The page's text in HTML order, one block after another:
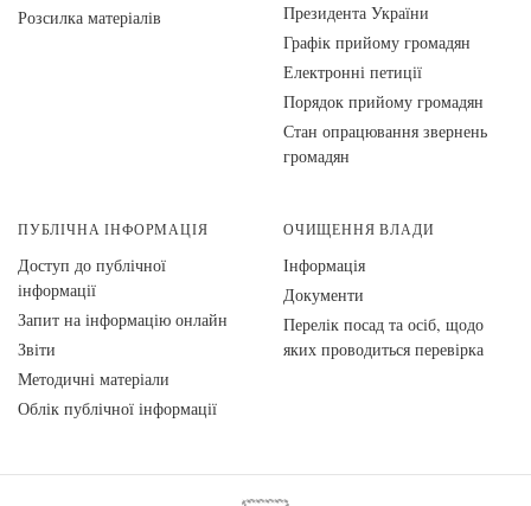
Розсилка матеріалів
Президента України
Графік прийому громадян
Електронні петиції
Порядок прийому громадян
Стан опрацювання звернень
громадян
ПУБЛІЧНА ІНФОРМАЦІЯ
Доступ до публічної
інформації
Запит на інформацію онлайн
Звіти
Методичні матеріали
Облік публічної інформації
ОЧИЩЕННЯ ВЛАДИ
Інформація
Документи
Перелік посад та осіб, щодо
яких проводиться перевірка